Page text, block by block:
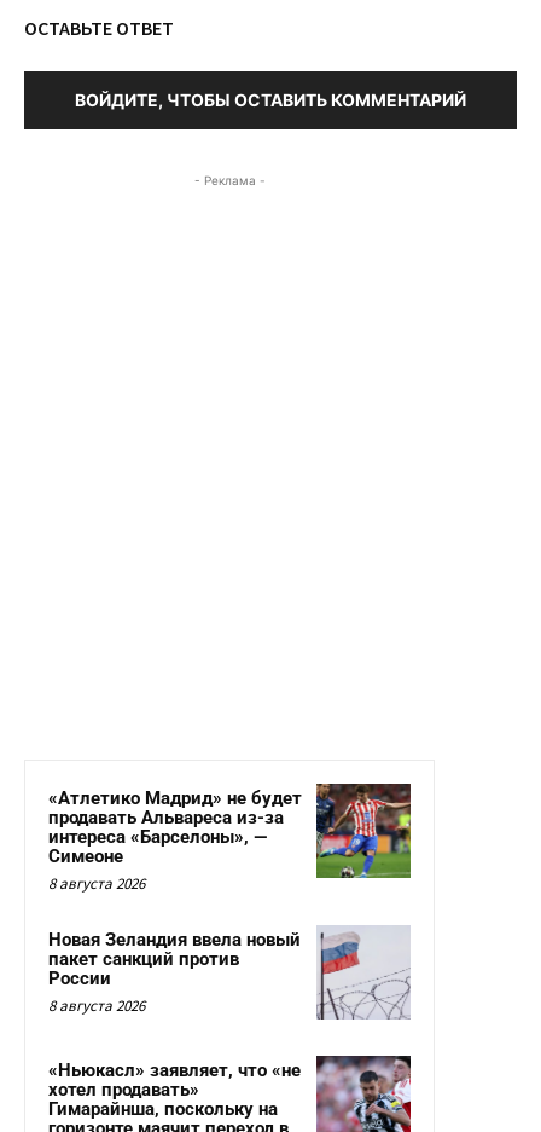
ОСТАВЬТЕ ОТВЕТ
ВОЙДИТЕ, ЧТОБЫ ОСТАВИТЬ КОММЕНТАРИЙ
- Реклама -
«Атлетико Мадрид» не будет
продавать Альвареса из-за
интереса «Барселоны», —
Симеоне
8 августа 2026
Новая Зеландия ввела новый
пакет санкций против
России
8 августа 2026
«Ньюкасл» заявляет, что «не
хотел продавать»
Гимарайнша, поскольку на